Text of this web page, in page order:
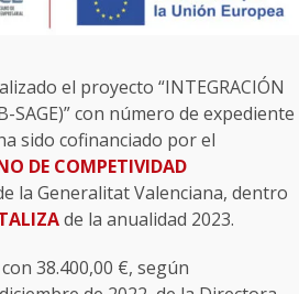
el proyecto “INTEGRACIÓN
SAGE)” con número de expediente
sido cofinanciado por el
DE COMPETIVIDAD
la Generalitat Valenciana, dentro
de la anualidad 2023.
38.400,00 €, según